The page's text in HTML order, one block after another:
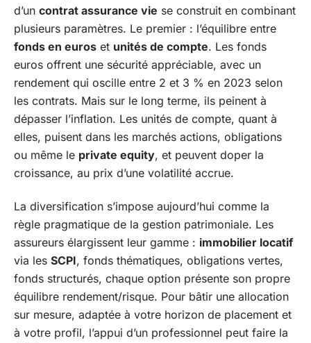
d’un contrat assurance vie se construit en combinant
plusieurs paramètres. Le premier : l’équilibre entre
fonds en euros et unités de compte. Les fonds
euros offrent une sécurité appréciable, avec un
rendement qui oscille entre 2 et 3 % en 2023 selon
les contrats. Mais sur le long terme, ils peinent à
dépasser l’inflation. Les unités de compte, quant à
elles, puisent dans les marchés actions, obligations
ou même le private equity, et peuvent doper la
croissance, au prix d’une volatilité accrue.
La diversification s’impose aujourd’hui comme la
règle pragmatique de la gestion patrimoniale. Les
assureurs élargissent leur gamme : immobilier locatif
via les SCPI, fonds thématiques, obligations vertes,
fonds structurés, chaque option présente son propre
équilibre rendement/risque. Pour bâtir une allocation
sur mesure, adaptée à votre horizon de placement et
à votre profil, l’appui d’un professionnel peut faire la